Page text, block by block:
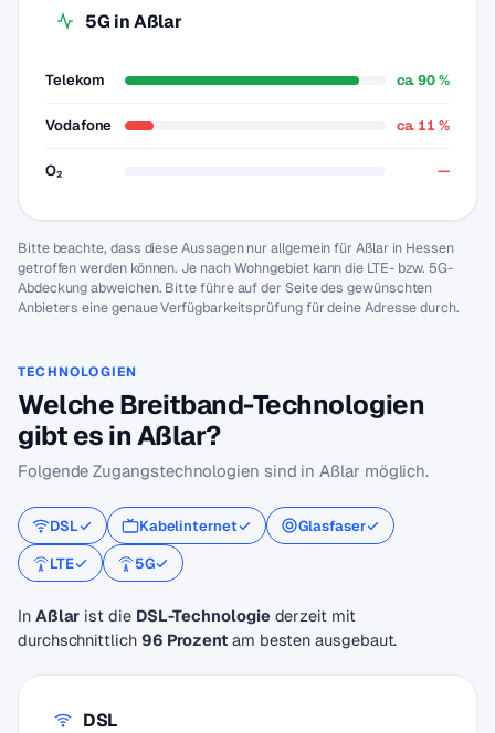
5G in Aßlar
Telekom ca. 90 %
Vodafone ca. 11 %
O₂ —
Bitte beachte, dass diese Aussagen nur allgemein für Aßlar in Hessen
getroffen werden können. Je nach Wohngebiet kann die LTE- bzw. 5G-
Abdeckung abweichen. Bitte führe auf der Seite des gewünschten
Anbieters eine genaue Verfügbarkeitsprüfung für deine Adresse durch.
TECHNOLOGIEN
Welche Breitband-Technologien
gibt es in Aßlar?
Folgende Zugangstechnologien sind in Aßlar möglich.
DSL Kabelinternet
Glasfaser
LTE
5G
In Aßlar ist die DSL-Technologiederzeit mit
durchschnittlich 96 Prozentam besten ausgebaut.
DSL